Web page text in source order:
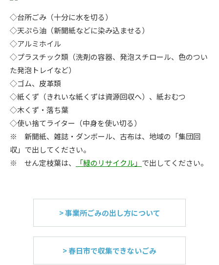
◇台所ごみ（十分に水を切る）
◇天ぷら油（新聞紙などに染み込ませる）
◇アルミホイル
◇プラスチック類（洗剤の容器、発泡スチロール、色のつい
た発泡トレイなど）
◇ゴム、皮革類
◇紙くず（きれいな紙くずは資源回収へ）、紙おむつ
◇木くず・落ち葉
◇使い捨てライター（中身を使い切る）
※ 新聞紙、雑誌・ダンボール、古布は、地域の「集団回
収」で出してください。
※ せん定枝葉は、
「緑のリサイクル」 で出してください。
> 事業所ごみの出し方について
> 春日市で収集できないごみ